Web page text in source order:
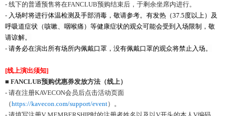
- 线下的普通预售将在FANCLUB预购结束后，于剩余坐席内进行。
- 入场时将进行体温检测 及手部消毒，敬请参考。 有发热 （37.5度以上）及
呼吸道症状 （咳嗽、咽喉痛）等健康症状的观众可能会受到入场限制，敬
请谅解。
- 请务必在演出 所有场所内佩戴口罩 ， 没有佩戴口罩的观众将禁止入场。
[线上演出须知]
■ FANCLUB预购优惠券发放方法 （线上）
- 请在注册KAVECON会员后点击活动页面
（https://kavecon.com/support/event）。